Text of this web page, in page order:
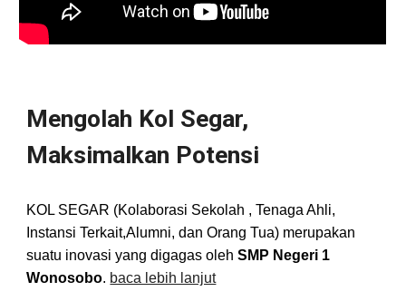
Mengolah Kol Segar,
Maksimalkan Potensi
KOL SEGAR (Kolaborasi Sekolah , Tenaga Ahli,
Instansi Terkait,Alumni, dan Orang Tua) merupakan
suatu inovasi yang digagas olehSMP Negeri 1
Wonosobo. baca lebih lanjut